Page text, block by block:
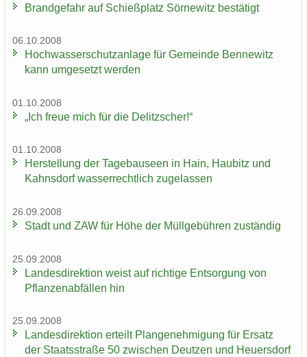
Brand­ge­fahr auf Schieß­platz Sör­ne­witz be­stä­tigt
06.10.2008
Hoch­was­ser­schutz­an­la­ge für Ge­mein­de Ben­ne­witz
kann um­ge­setzt wer­den
01.10.2008
„Ich freue mich für die De­litz­scher!“
01.10.2008
Her­stel­lung der Ta­ge­bau­se­en in Hain, Hau­bitz und
Kahns­dorf was­ser­recht­lich zu­ge­las­sen
26.09.2008
Stadt und ZAW für Höhe der Müll­ge­büh­ren zu­stän­dig
25.09.2008
Lan­des­di­rek­ti­on weist auf rich­ti­ge Ent­sor­gung von
Pflan­zen­ab­fäl­len hin
25.09.2008
Lan­des­di­rek­ti­on er­teilt Plan­ge­neh­mi­gung für Er­satz
der Staats­stra­ße 50 zwi­schen Deut­zen und Heu­ers­dorf